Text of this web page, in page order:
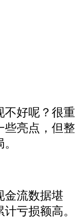
不好呢？很重
些亮点，但整
金流数据堪
亏损额高。